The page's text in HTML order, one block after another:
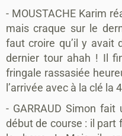
- MOUSTACHE Karim
mais craque sur le
faut croire qu’il y avait
dernier tour ahah ! Il
fringale rassasiée
l’arrivée avec à la clé la
- GARRAUD Simon
début de course : il part